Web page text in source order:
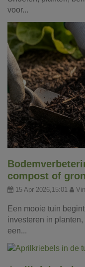
voor...
compost of
15 Apr 2026,15:01
Een mooie tuin
investeren in
een...